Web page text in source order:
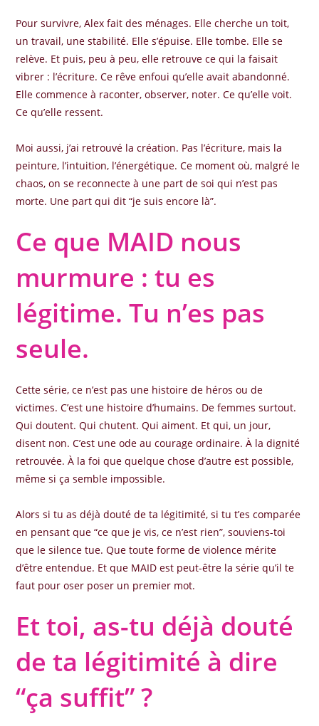
Pour survivre, Alex fait des ménages. Elle cherche un toit,
un travail, une stabilité. Elle s’épuise. Elle tombe. Elle se
relève. Et puis, peu à peu, elle retrouve ce qui la faisait
vibrer : l’écriture. Ce rêve enfoui qu’elle avait abandonné.
Elle commence à raconter, observer, noter. Ce qu’elle voit.
Ce qu’elle ressent.
Moi aussi, j’ai retrouvé la création. Pas l’écriture, mais la
peinture, l’intuition, l’énergétique. Ce moment où, malgré le
chaos, on se reconnecte à une part de soi qui n’est pas
morte. Une part qui dit “je suis encore là”.
Ce que MAID nous
murmure : tu es
légitime. Tu n’es pas
seule.
Cette série, ce n’est pas une histoire de héros ou de
victimes. C’est une histoire d’humains. De femmes surtout.
Qui doutent. Qui chutent. Qui aiment. Et qui, un jour,
disent non. C’est une ode au courage ordinaire. À la dignité
retrouvée. À la foi que quelque chose d’autre est possible,
même si ça semble impossible.
Alors si tu as déjà douté de ta légitimité, si tu t’es comparée
en pensant que “ce que je vis, ce n’est rien”, souviens-toi
que le silence tue. Que toute forme de violence mérite
d’être entendue. Et que MAID est peut-être la série qu’il te
faut pour oser poser un premier mot.
Et toi, as-tu déjà douté
de ta légitimité à dire
“ça suffit” ?